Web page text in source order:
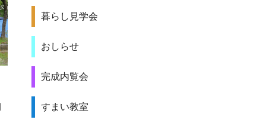
暮らし見学会
おしらせ
完成内覧会
すまい教室